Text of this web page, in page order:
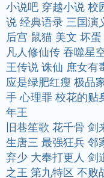
小说吧 穿越小说 校
说 经典语录 三国演
后宫 鼠猫 美文 坏蛋
凡人修仙传 吞噬星
王传说 诛仙 庶女有
应是绿肥红瘦 极品
手 心理罪 校花的贴
年王
旧巷笙歌 花千骨 剑
生唐三 最强狂兵 邻
弃少 大奉打更人 剑
之王 第九特区 不败